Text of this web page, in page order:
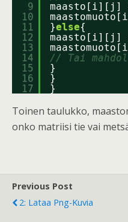
9
10
11
12
13
14
15
16
17
maasto[i][j]
}else{
maasto[i][j]
// Tai
}
}
}
Toinen taulukko,
onko matriisi tie vai
Previous Post
2: Lataa Png-Kuvia